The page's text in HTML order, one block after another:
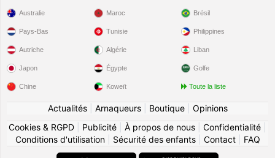
Australie
Pays-Bas
Autriche
Japon
Chine
Maroc
Tunisie
Algérie
Égypte
Koweït
Brésil
Philippines
Liban
Golfe
Toute la liste
Actualités| Arnaqueurs| Boutique| Opinions
Cookies & RGPD
Publicité À propos de nous Confidentialité
Conditions d'utilisation| Sécurité des enfants| Contact| FAQ